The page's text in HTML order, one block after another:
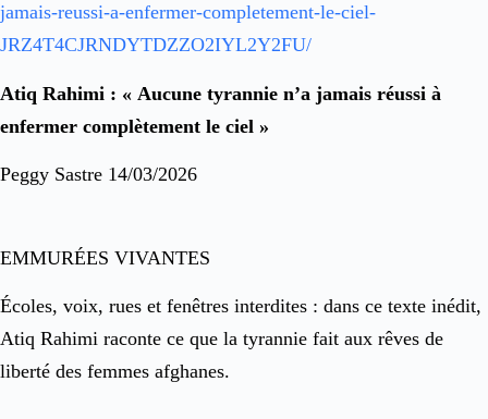
jamais-reussi-a-enfermer-completement-le-ciel-
JRZ4T4CJRNDYTDZZO2IYL2Y2FU/
Atiq Rahimi : « Aucune tyrannie n’a jamais réussi à
enfermer complètement le ciel »
Peggy Sastre 14/03/2026
EMMURÉES VIVANTES
Écoles, voix, rues et fenêtres interdites : dans ce texte inédit,
Atiq Rahimi raconte ce que la tyrannie fait aux rêves de
liberté des femmes afghanes.